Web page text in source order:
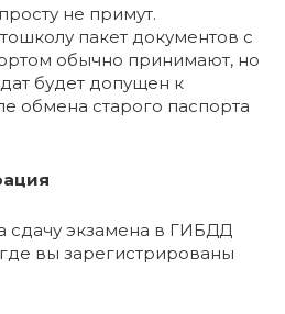
не примут.
пакет документов с
обычно принимают, но
будет допущен к
обмена старого паспорта
сдачу экзамена в ГИБДД
вы зарегистрированы